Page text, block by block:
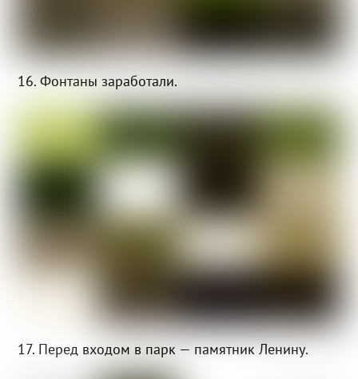
16. Фонтаны заработали.
17. Перед входом в парк — памятник Ленину.